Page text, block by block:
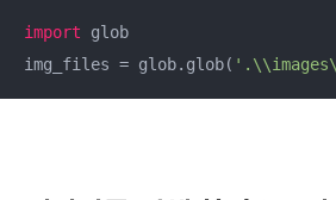
import glob
img_files = glob.glob(